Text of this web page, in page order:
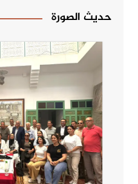
حديث الصورة